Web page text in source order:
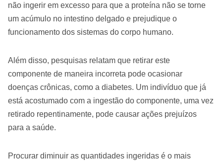
não ingerir em excesso para que a proteína não se torne
um acúmulo no intestino delgado e prejudique o
funcionamento dos sistemas do corpo humano.
Além disso, pesquisas relatam que retirar este
componente de maneira incorreta pode ocasionar
doenças crônicas, como a diabetes. Um indivíduo que já
está acostumado com a ingestão do componente, uma vez
retirado repentinamente, pode causar ações prejuízos
para a saúde.
Procurar diminuir as quantidades ingeridas é o mais